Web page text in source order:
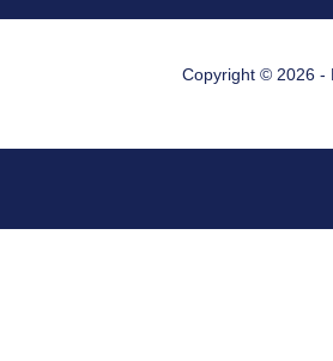
Copyright © 2026 -